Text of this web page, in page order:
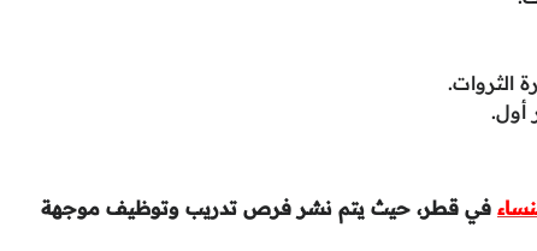
الثروات.
أول.
في قطر، حيث يتم نشر فرص تدريب وتوظيف موجهة